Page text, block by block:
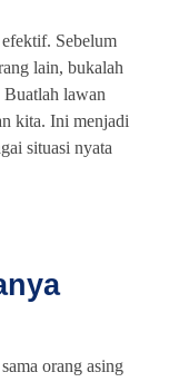
Sebelum
lain, bukalah
Buatlah lawan
kita. Ini menjadi
situasi nyata
orang asing